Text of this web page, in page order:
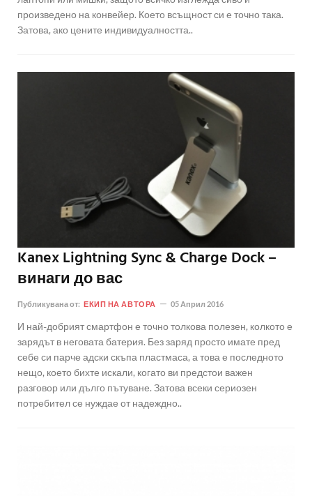
произведено на конвейер. Което всъщност си е точно така.
Затова, ако цените индивидуалността..
Kanex Lightning Sync & Charge Dock –
винаги до вас
Публикувана от: ЕКИП НА АВТОРА 05 Април 2016
И най-добрият смартфон е точно толкова полезен, колкото е
зарядът в неговата батерия. Без заряд просто имате пред
себе си парче адски скъпа пластмаса, а това е последното
нещо, което бихте искали, когато ви предстои важен
разговор или дълго пътуване. Затова всеки сериозен
потребител се нуждае от надеждно..